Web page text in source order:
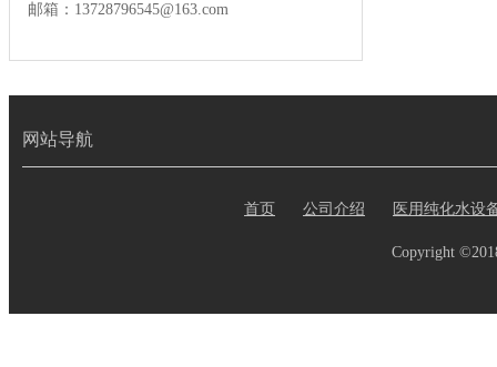
邮箱：13728796545@163.com
网站导航
首页 公司介绍 医用纯化水设
Copyright